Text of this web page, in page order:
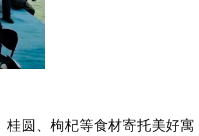
桂圆、枸杞等食材寄托美好寓